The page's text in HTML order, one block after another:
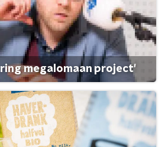
megalomaan project'